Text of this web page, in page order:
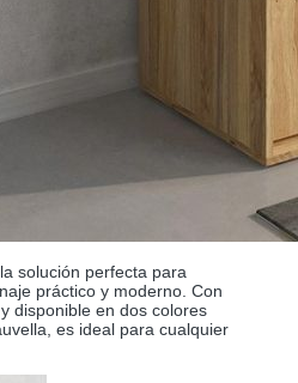
solución perfecta para
práctico y moderno. Con
disponible en dos colores
es ideal para cualquier